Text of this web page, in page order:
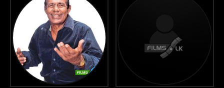
සාදය සඳහා සහභාගී වන හැරිද විජය දෙස
විමසිල්ලෙන් බලා සිටියි.
කොයි අවස්ථාවක හෝ තමාට පොඩ්ඩේගෙන් කරදරයක්
වෙතැයි බියෙන් සිටින හැරී දිනක් පාරේ සාස්තර කියමින්
සිටින ජගරි වෙත පැමිණ සාස්තරයක් අසයි. සාස්තරය